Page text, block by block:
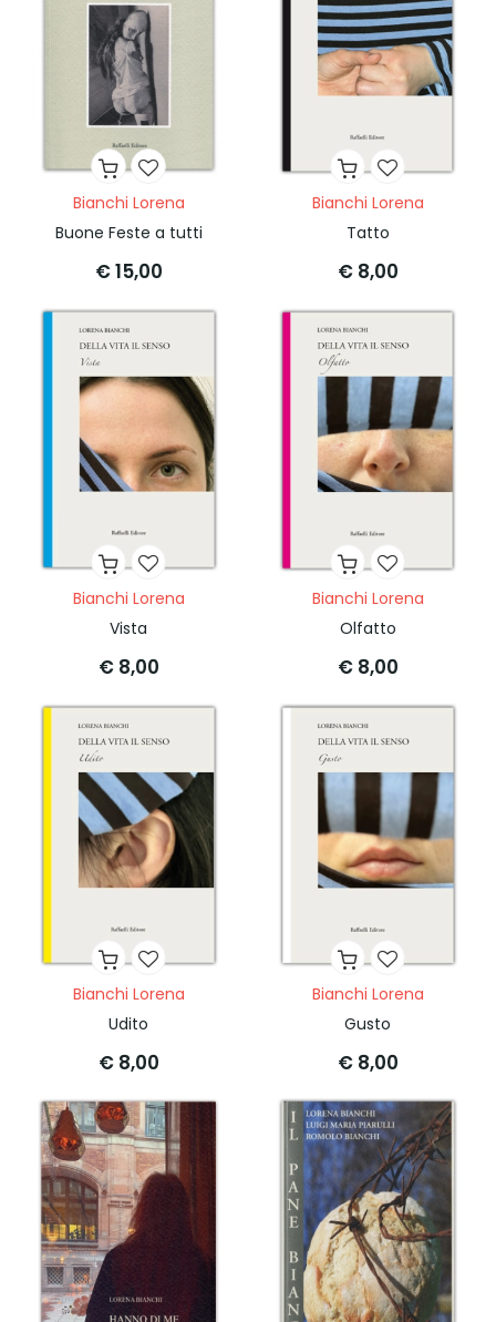
Bianchi Lorena
Buone Feste a tutti
€ 15,00
Bianchi Lorena
Tatto
€ 8,00
Bianchi Lorena
Vista
€ 8,00
Bianchi Lorena
Olfatto
€ 8,00
Bianchi Lorena
Udito
€ 8,00
Bianchi Lorena
Gusto
€ 8,00